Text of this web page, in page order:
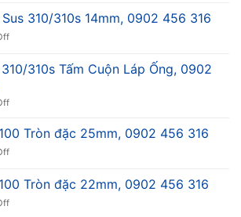
420j1
Láp
12mm
0902456316
310/310s 14mm, 0902 456 316
on
Inox
Sus
14mm,
456
310s Tấm Cuộn Láp Ống, 0902
on
Sus
310/310s
Tấm
Láp
Tròn đặc 25mm, 0902 456 316
on
C1100
Tròn
đặc
Tròn đặc 22mm, 0902 456 316
on